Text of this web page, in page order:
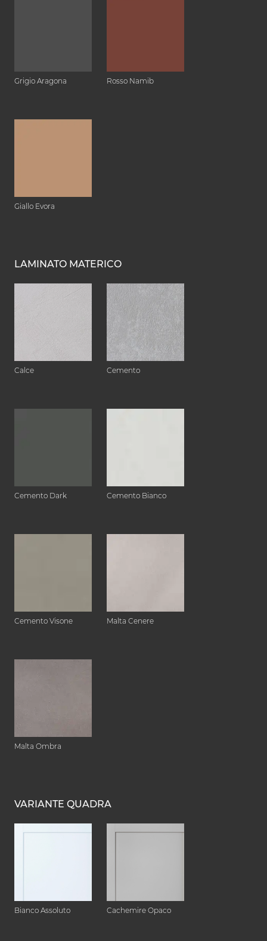
Grigio Aragona Rosso Namib
Giallo Evora
LAMINATO MATERICO
Calce Cemento
Cemento Dark Cemento Bianco
Cemento Visone Malta Cenere
Malta Ombra
VARIANTE QUADRA
Bianco Assoluto Cachemire Opaco